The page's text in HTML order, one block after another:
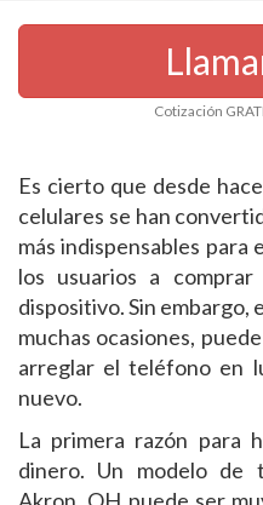
Cotización
Es cierto que desde
celulares se han
más indispensables para
los usuarios a
dispositivo. Sin embargo,
muchas ocasiones,
arreglar el teléfono en
nuevo.
La primera razón para
dinero. Un modelo de